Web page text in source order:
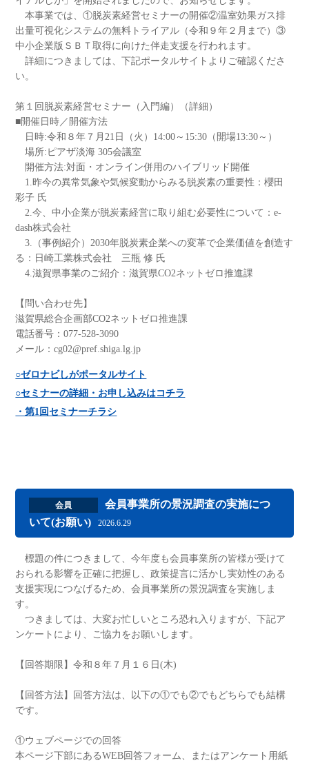
本事業では、①脱炭素経営セミナーの開催②温室効果ガス排
出量可視化システムの無料トライアル（令和９年２月まで）③
中小企業版ＳＢＴ取得に向けた伴走支援を行われます。
詳細につきましては、下記ポータルサイトよりご確認くださ
い。
第１回脱炭素経営セミナー（入門編）（詳細）
■開催日時／開催方法
日時:令和８年７月21日（火）14:00～15:30（開場13:30～）
場所:ピアザ淡海 305会議室
開催方法:対面・オンライン併用のハイブリッド開催
1.昨今の異常気象や気候変動からみる脱炭素の重要性：櫻田
彩子 氏
2.今、中小企業が脱炭素経営に取り組む必要性について：e-
dash株式会社
3.（事例紹介）2030年脱炭素企業への変革で企業価値を創造す
る：日崎工業株式会社 三瓶 修 氏
4.滋賀県事業のご紹介：滋賀県CO2ネットゼロ推進課
【問い合わせ先】
滋賀県総合企画部CO2ネットゼロ推進課
電話番号：077-528-3090
メール：cg02@pref.shiga.lg.jp
○ゼロナビしがポータルサイト
○セミナーの詳細・お申し込みはコチラ
・第1回セミナーチラシ
会員
会員事業所の景況調査の実施につ
いて(お願い)
2026.6.29
標題の件につきまして、今年度も会員事業所の皆様が受けて
おられる影響を正確に把握し、政策提言に活かし実効性のある
支援実現につなげるため、会員事業所の景況調査を実施しま
す。
つきましては、大変お忙しいところ恐れ入りますが、下記ア
ンケートにより、ご協力をお願いします。
【回答期限】令和８年７月１６日(木)
【回答方法】回答方法は、以下の①でも②でもどちらでも結構
です。
①ウェブページでの回答
本ページ下部にあるWEB回答フォーム、またはアンケート用紙